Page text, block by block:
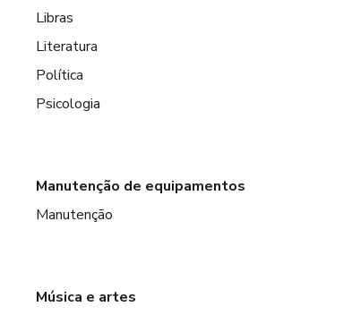
Libras
Literatura
Política
Psicologia
Manutenção de equipamentos
Manutenção
Música e artes